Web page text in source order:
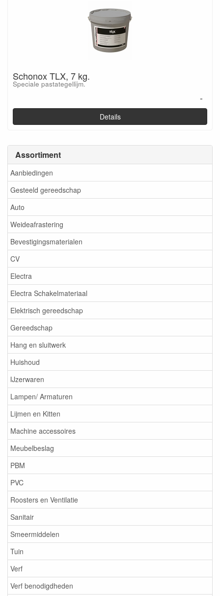
Assortiment
Aanbiedingen
Gesteeld gereedschap
Auto
Weideafrastering
Bevestigingsmaterialen
CV
Electra
Electra Schakelmateriaal
Elektrisch gereedschap
Gereedschap
Hang en sluitwerk
Huishoud
IJzerwaren
Lampen/ Armaturen
Lijmen en Kitten
Machine accessoires
Meubelbeslag
PBM
PVC
Roosters en Ventilatie
Sanitair
Smeermiddelen
Tuin
Verf
Verf benodigdheden
Schonox TLX, 7 kg.
Speciale pastategellijm.
-
Details